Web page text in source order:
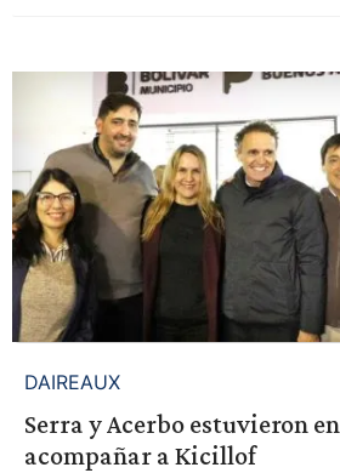
DAIREAUX
Serra y Acerbo estuvieron
acompañar a Kicillof